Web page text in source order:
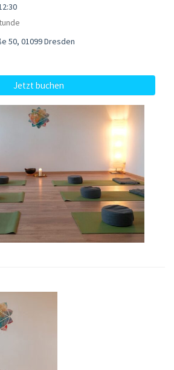
50, 01099 Dresden
Jetzt buchen